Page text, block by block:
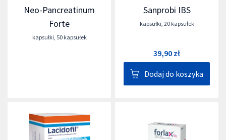
Neo-Pancreatinum
Forte
kapsułki, 50 kapsułek
Sanprobi IBS
kapsułki, 20 kapsułek
39,90 zł
Dodaj do koszyka